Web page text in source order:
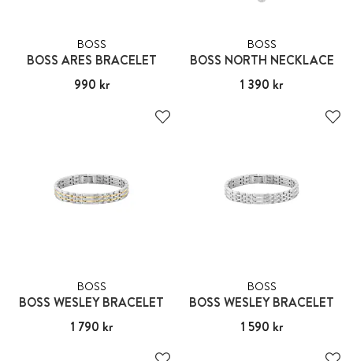
BOSS
BOSS ARES BRACELET
Pris:990 kr
990 kr
BOSS
BOSS NORTH NECKLACE
Pris :1 390 kr
1 390 kr
BOSS
BOSS WESLEY BRACELET
Pris :1 790 kr
1 790 kr
BOSS
BOSS WESLEY BRACELET
Pris :1 590 kr
1 590 kr